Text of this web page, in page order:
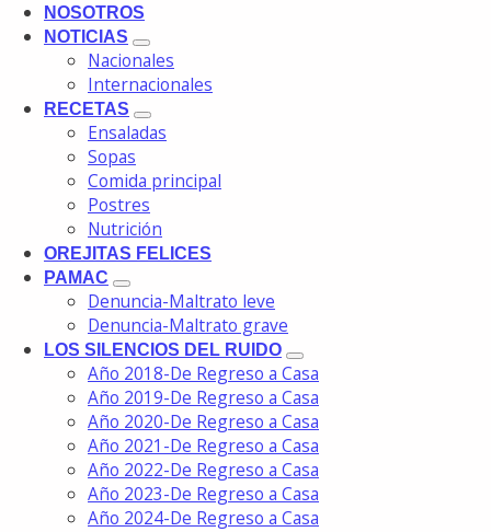
NOSOTROS
NOTICIAS
Nacionales
Internacionales
RECETAS
Ensaladas
Sopas
Comida principal
Postres
Nutrición
OREJITAS FELICES
PAMAC
Denuncia-Maltrato leve
Denuncia-Maltrato grave
LOS SILENCIOS DEL RUIDO
Año 2018-De Regreso a Casa
Año 2019-De Regreso a Casa
Año 2020-De Regreso a Casa
Año 2021-De Regreso a Casa
Año 2022-De Regreso a Casa
Año 2023-De Regreso a Casa
Año 2024-De Regreso a Casa